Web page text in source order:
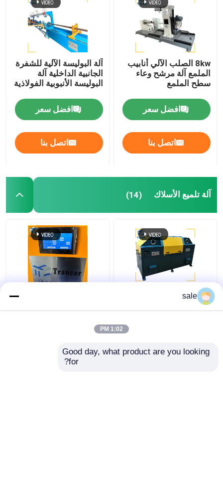
8kw الصلب الآلي أنابيب
الملمع آلة مرشح وعاء
سطح الملمع
افضل سعر
اتصل بنا
آلة البوليسة الآلية للشفرة
الجانبية الداخلية آلة
البوليسة الأنبوبية الفولاذية
افضل سعر
اتصل بنا
آلة تلميع الأسلاك (14)
سلك الفولاذ المعدني
sale
1:02 PM
Good day, what product are you looking
for?